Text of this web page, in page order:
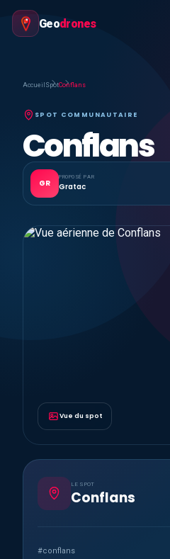
Geodrones
Accueil SpotConflans
SPOT COMMUNAUTAIRE
Conflans
GR
PROPOSÉ PAR
Gratac
Vue du spot
LE SPOT
Conflans
#conflans